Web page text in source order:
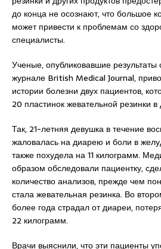
до конца не осознают, что большое
может привести к проблемам со
специалисты.
Ученые, опубликовавшие результаты
журнале British Medical Journal,
истории болезни двух пациентов,
20 пластинок жевательной резинки в
Так, 21-летняя девушка в течение
жаловалась на диарею и боли в
также похудела на 11 килограмм.
образом обследовали пациентку,
количество анализов, прежде чем
стала жевательная резинка. Во
более года страдал от диареи,
22 килограмм.
Врачи выяснили, что эти пациенты